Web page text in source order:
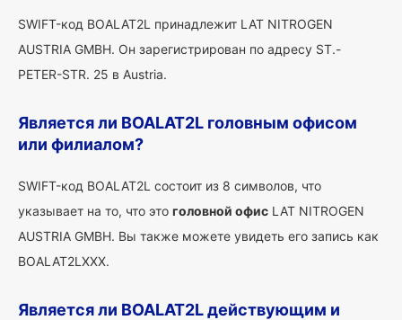
SWIFT-код BOALAT2L принадлежит LAT NITROGEN
AUSTRIA GMBH. Он зарегистрирован по адресу ST.-
PETER-STR. 25 в Austria.
Является ли BOALAT2L головным офисом
или филиалом?
SWIFT-код BOALAT2L состоит из 8 символов, что
указывает на то, что это головной офис LAT NITROGEN
AUSTRIA GMBH. Вы также можете увидеть его запись как
BOALAT2LXXX.
Является ли BOALAT2L действующим и